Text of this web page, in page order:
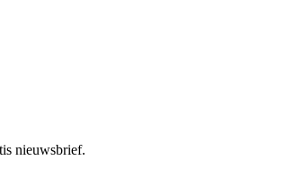
nieuwsbrief.